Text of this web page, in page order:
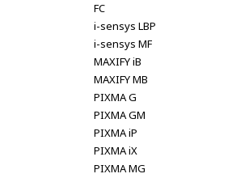
FC
i-sensys LBP
i-sensys MF
MAXIFY iB
MAXIFY MB
PIXMA G
PIXMA GM
PIXMA iP
PIXMA iX
PIXMA MG